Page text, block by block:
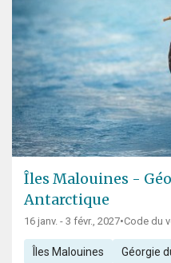
Îles Malouines -
Antarctique
16 janv. - 3 févr., 2027•Code du
Îles Malouines Géorgie